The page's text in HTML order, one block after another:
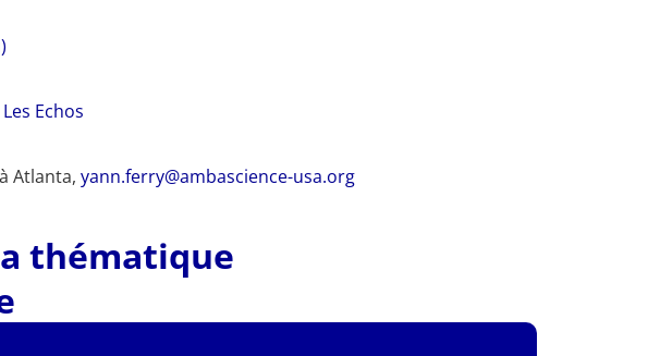
Echos
Atlanta, yann.ferry@ambascience-usa.org
thématique